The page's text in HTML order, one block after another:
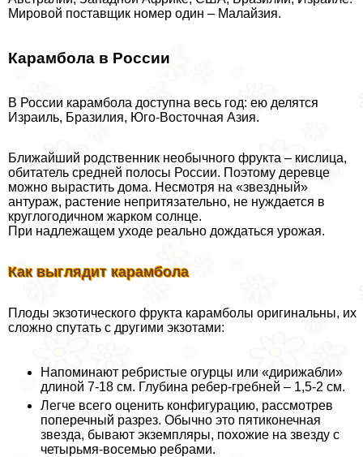
Мировой поставщик номер один – Малайзия.
Карамбола в России
В России карамбола доступна весь год: ею делятся
Израиль, Бразилия, Юго-Восточная Азия.
Ближайший родственник необычного фрукта – кислица,
обитатель средней полосы России. Поэтому деревце
можно вырастить дома. Несмотря на «звездный»
антураж, растение непритязательно, не нуждается в
круглогодичном жарком солнце.
При надлежащем уходе реально дождаться урожая.
Как выглядит карамбола
Плоды экзотического фрукта карамболы оригинальны, их
сложно спутать с другими экзотами:
Напоминают ребристые огурцы или «дирижабли»
длиной 7-18 см. Глубина ребер-гребней – 1,5-2 см.
Легче всего оценить конфигурацию, рассмотрев
поперечный разрез. Обычно это пятиконечная
звезда, бывают экземпляры, похожие на звезду с
четырьмя-восемью ребрами.